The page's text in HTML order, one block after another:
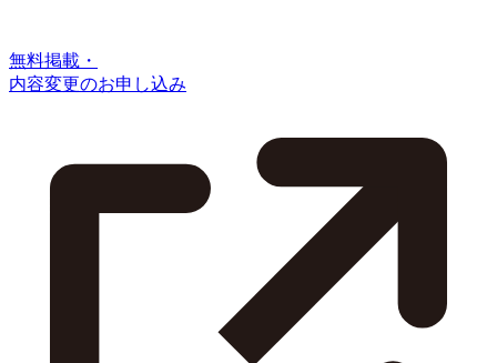
無料掲載・
内容変更のお申し込み